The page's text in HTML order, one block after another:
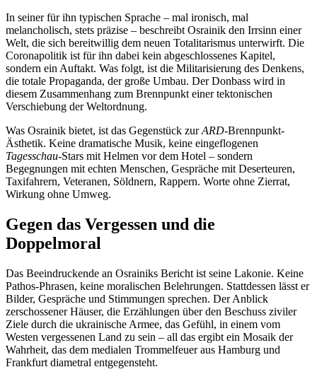
In seiner für ihn typischen Sprache – mal ironisch, mal
melancholisch, stets präzise – beschreibt Osrainik den Irrsinn einer
Welt, die sich bereitwillig dem neuen Totalitarismus unterwirft. Die
Coronapolitik ist für ihn dabei kein abgeschlossenes Kapitel,
sondern ein Auftakt. Was folgt, ist die Militarisierung des Denkens,
die totale Propaganda, der große Umbau. Der Donbass wird in
diesem Zusammenhang zum Brennpunkt einer tektonischen
Verschiebung der Weltordnung.
Was Osrainik bietet, ist das Gegenstück zurARD-Brennpunkt-
Ästhetik. Keine dramatische Musik, keine eingeflogenen
Tagesschau-Stars mit Helmen vor dem Hotel – sondern
Begegnungen mit echten Menschen, Gespräche mit Deserteuren,
Taxifahrern, Veteranen, Söldnern, Rappern. Worte ohne Zierrat,
Wirkung ohne Umweg.
Gegen das Vergessen und die
Doppelmoral
Das Beeindruckende an Osrainiks Bericht ist seine Lakonie. Keine
Pathos-Phrasen, keine moralischen Belehrungen. Stattdessen lässt er
Bilder, Gespräche und Stimmungen sprechen. Der Anblick
zerschossener Häuser, die Erzählungen über den Beschuss ziviler
Ziele durch die ukrainische Armee, das Gefühl, in einem vom
Westen vergessenen Land zu sein – all das ergibt ein Mosaik der
Wahrheit, das dem medialen Trommelfeuer aus Hamburg und
Frankfurt diametral entgegensteht.